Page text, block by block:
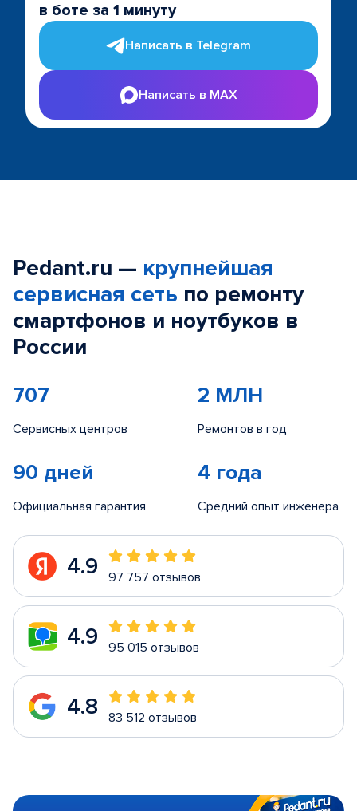
в боте за 1 минуту
Написать в Telegram
Написать в MAX
Pedant.ru — крупнейшая
сервисная сеть по ремонту
смартфонов и ноутбуков в
России
707
Сервисных центров
2 МЛН
Ремонтов в год
90 дней
Официальная гарантия
4 года
Средний опыт инженера
4.9 97 757 отзывов
4.9 95 015 отзывов
4.8 83 512 отзывов